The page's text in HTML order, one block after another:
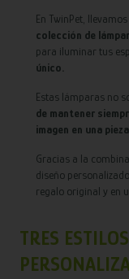
En TwinPet,
colección de
para iluminar tus
único.
Estas lámparas no
de mantener
imagen en una
Gracias a la
diseño
regalo original y en
TRES